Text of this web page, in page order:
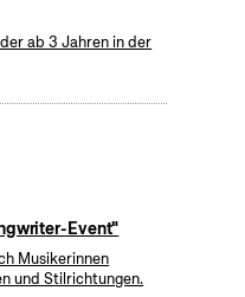
ab 3 Jahren in der
Event"
Musikerinnen
und Stilrichtungen.